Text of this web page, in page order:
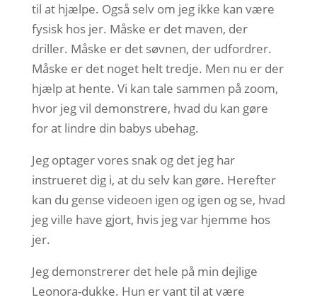
til at hjælpe. Også selv om jeg ikke kan være
fysisk hos jer. Måske er det maven, der
driller. Måske er det søvnen, der udfordrer.
Måske er det noget helt tredje. Men nu er der
hjælp at hente. Vi kan tale sammen på zoom,
hvor jeg vil demonstrere, hvad du kan gøre
for at lindre din babys ubehag.
Jeg optager vores snak og det jeg har
instrueret dig i, at du selv kan gøre. Herefter
kan du gense videoen igen og igen og se, hvad
jeg ville have gjort, hvis jeg var hjemme hos
jer.
Jeg demonstrerer det hele på min dejlige
Leonora-dukke. Hun er vant til at være